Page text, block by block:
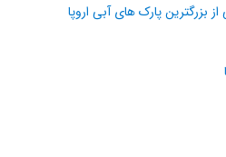
از بزرگترین پارک های آبی اروپا